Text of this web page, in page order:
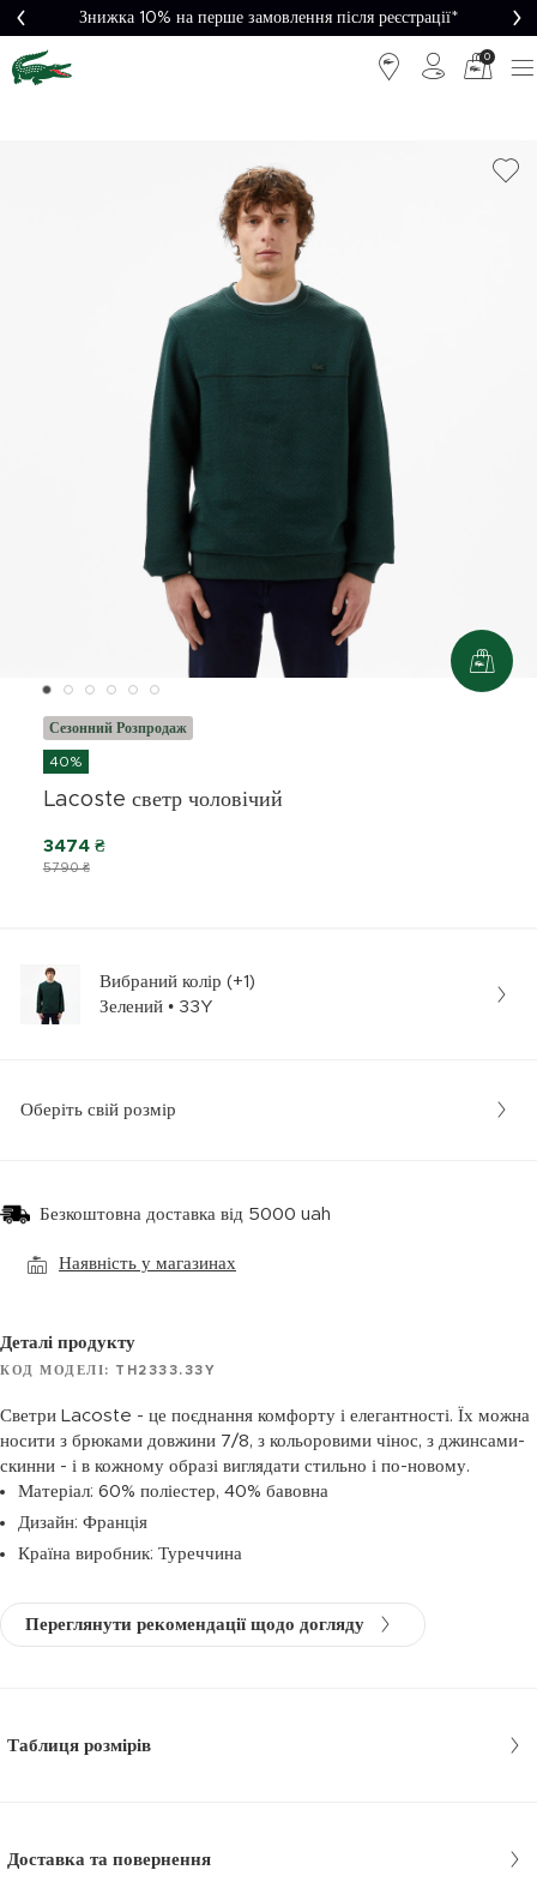
Знижка 10% на перше замовлення після реєстрації*
0
Сезонний Розпродаж
40%
Lacoste светр чоловічий
5790 ₴
3474 ₴
Вибраний колір (+1)
Зелений • 33Y
Оберіть свій розмір
Безкоштовна доставка від 5000 uah
Наявність у магазинах
Деталі продукту
КОД МОДЕЛІ: TH2333.33Y
Светри Lacoste - це поєднання комфорту і елегантності. Їх можна
носити з брюками довжини 7/8, з кольоровими чінос, з джинсами-
скинни - і в кожному образі виглядати стильно і по-новому.
Матеріал: 60% поліестер, 40% бавовна
Дизайн: Франція
Країна виробник: Туреччина
Переглянути рекомендації щодо догляду
Таблиця розмірів
Доставка та повернення
Безкоштовна
доставка від
5000₴*